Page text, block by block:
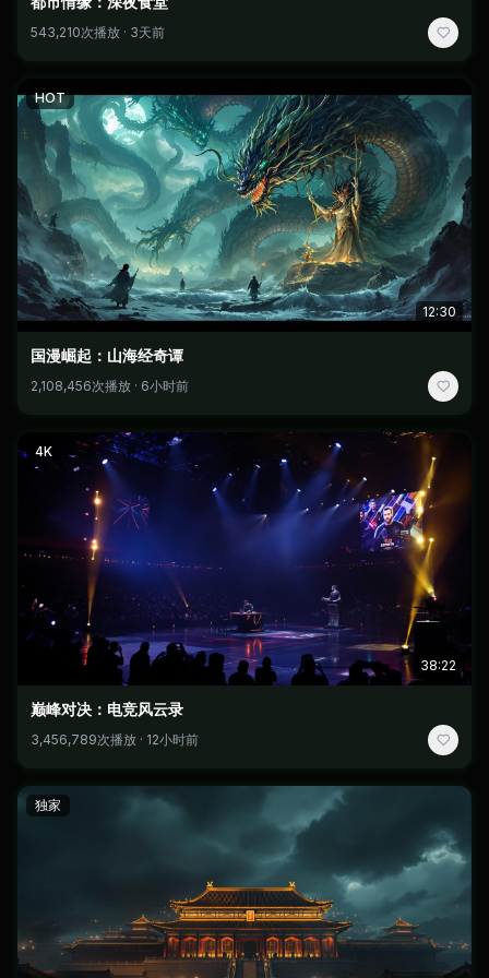
543,210次播放 · 3天前
HOT
12:30
国漫崛起：山海经奇谭
2,108,456次播放 · 6小时前
4K
38:22
巅峰对决：电竞风云录
3,456,789次播放 · 12小时前
独家